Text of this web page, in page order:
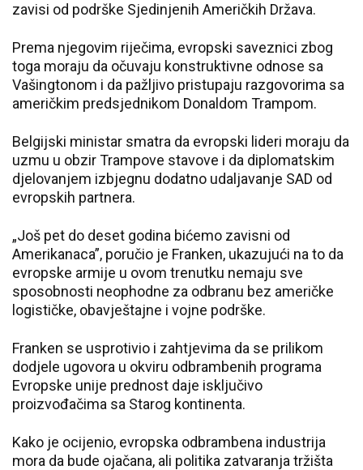
zavisi od podrške Sjedinjenih Američkih Država.
Prema njegovim riječima, evropski saveznici zbog
toga moraju da očuvaju konstruktivne odnose sa
Vašingtonom i da pažljivo pristupaju razgovorima sa
američkim predsjednikom Donaldom Trampom.
Belgijski ministar smatra da evropski lideri moraju da
uzmu u obzir Trampove stavove i da diplomatskim
djelovanjem izbjegnu dodatno udaljavanje SAD od
evropskih partnera.
„Još pet do deset godina bićemo zavisni od
Amerikanaca”, poručio je Franken, ukazujući na to da
evropske armije u ovom trenutku nemaju sve
sposobnosti neophodne za odbranu bez američke
logističke, obavještajne i vojne podrške.
Franken se usprotivio i zahtjevima da se prilikom
dodjele ugovora u okviru odbrambenih programa
Evropske unije prednost daje isključivo
proizvođačima sa Starog kontinenta.
Kako je ocijenio, evropska odbrambena industrija
mora da bude ojačana, ali politika zatvaranja tržišta